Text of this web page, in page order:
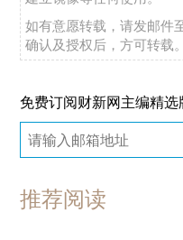
如有意愿转载，请发邮件
确认及授权后，方可转载。
免费订阅财新网主编精选
推荐阅读